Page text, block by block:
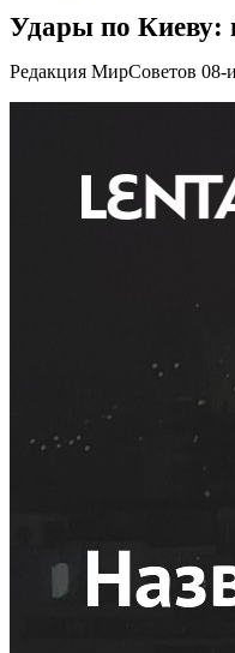
Удары по Киеву:
Редакция МирСоветов 08-